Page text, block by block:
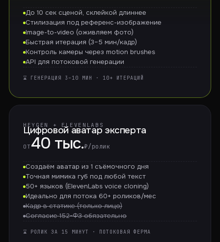
До 10 сек сценой, склейкой длиннее
Стилизация под референс-изображение
Image-to-video (оживляем фото)
Быстрая итерация (3–5 мин/кадр)
Контроль камеры через motion brushes
API для потоковой генерации
⌛ ГЕНЕРАЦИЯ 3–10 МИН · 10+ ИТЕРАЦИЙ
HEYGEN + ELEVENLABS
Цифровой аватар эксперта
ОТ 40 тыс.₽/ролик
Создаём аватар из 1 съёмочного дня
Точная мимика губ под любой текст
50+ языков (ElevenLabs voice cloning)
Идеально для потока 60+ роликов/мес
Кадр в статике (только лицо)
Согласие 152-ФЗ обязательно
⌛ РОЛИК ЗА 15 МИНУТ · ПОТОКОВАЯ ФЕРМА